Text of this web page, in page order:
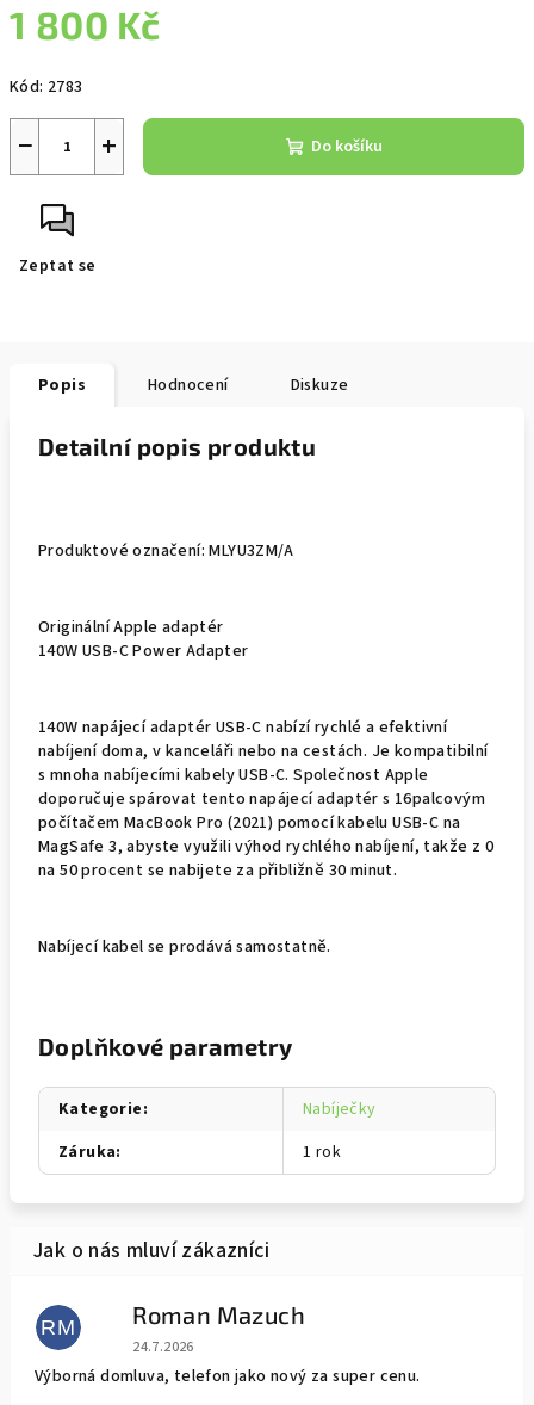
1 800 Kč
cena:
Kód: 2783
+
− Do košíku
Zeptat se
Popis Hodnocení Diskuze
Detailní popis produktu
Produktové označení: MLYU3ZM/A
Originální Apple adaptér
140W USB-C Power Adapter
140W napájecí adaptér USB-C nabízí rychlé a efektivní
nabíjení doma, v kanceláři nebo na cestách. Je kompatibilní
s mnoha nabíjecími kabely USB-C. Společnost Apple
doporučuje spárovat tento napájecí adaptér s 16palcovým
počítačem MacBook Pro (2021) pomocí kabelu USB-C na
MagSafe 3, abyste využili výhod rychlého nabíjení, takže z 0
na 50 procent se nabijete za přibližně 30 minut.
Nabíjecí kabel se prodává samostatně.
Doplňkové parametry
Kategorie:
Nabíječky
Záruka: 1 rok
RM Roman Mazuch
Hodnocení obchodu je 5 z 5 hvězdiček.
24.7.2026
Výborná domluva, telefon jako nový za super cenu.